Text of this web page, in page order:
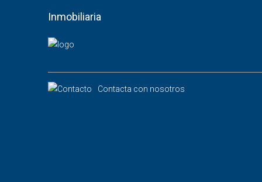
Inmobiliaria
Contacta con nosotros